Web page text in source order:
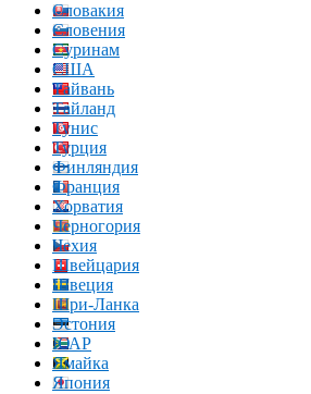
Словакия
Словения
Суринам
США
Тайвань
Тайланд
Тунис
Турция
Финляндия
Франция
Хорватия
Черногория
Чехия
Швейцария
Швеция
Шри-Ланка
Эстония
ЮАР
Ямайка
Япония